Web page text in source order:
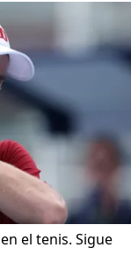
el tenis. Sigue